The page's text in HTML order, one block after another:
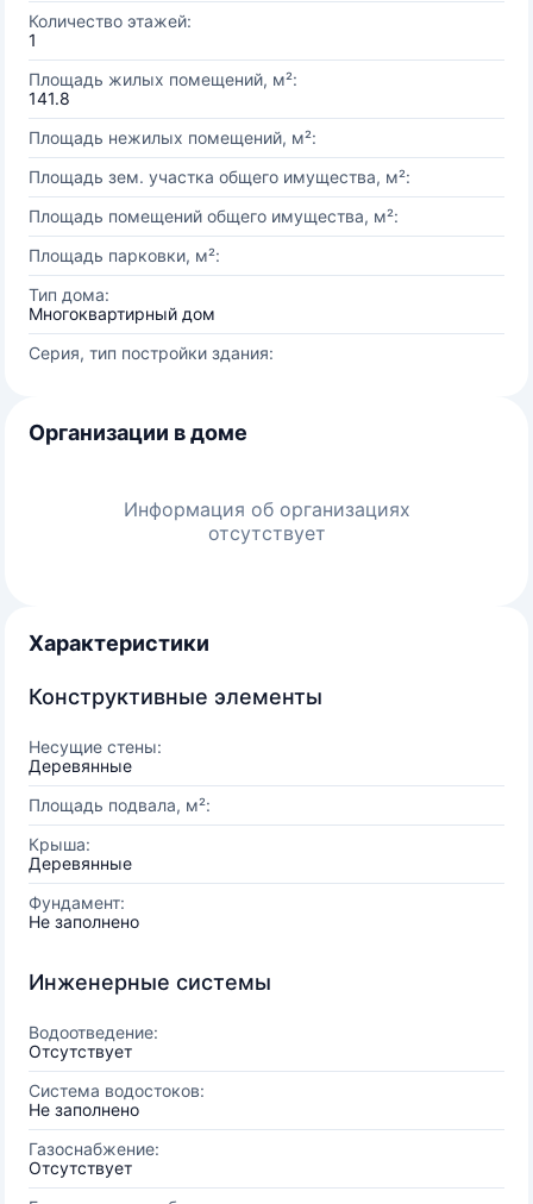
Количество этажей:
1
Площадь жилых помещений, м²:
141.8
Площадь нежилых помещений, м²:
Площадь зем. участка общего имущества, м²:
Площадь помещений общего имущества, м²:
Площадь парковки, м²:
Тип дома:
Многоквартирный дом
Серия, тип постройки здания:
Организации в доме
Информация об организациях
отсутствует
Характеристики
Конструктивные элементы
Несущие стены:
Деревянные
Площадь подвала, м²:
Крыша:
Деревянные
Фундамент:
Не заполнено
Инженерные системы
Водоотведение:
Отсутствует
Система водостоков:
Не заполнено
Газоснабжение:
Отсутствует